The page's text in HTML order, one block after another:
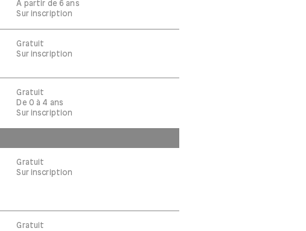
À partir de 6 ans
Sur inscription
Gratuit
Sur inscription
Gratuit
De 0 à 4 ans
Sur inscription
Gratuit
Sur inscription
Gratuit